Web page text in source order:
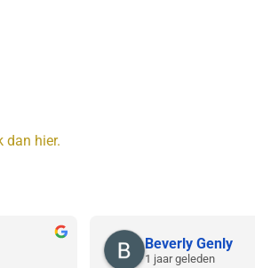
dan hier.
Beverly Genly
1 jaar geleden